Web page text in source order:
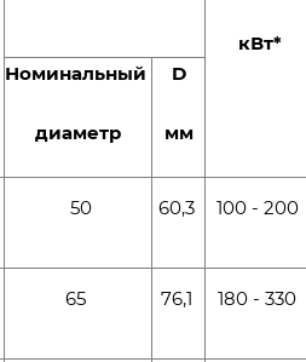
кВт*
Номинальный
диаметр
D
мм
50 60,3 100 - 200
65 76,1 180 - 330